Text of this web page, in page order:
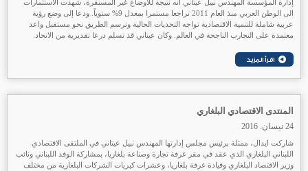
إدارة المؤسسة المهندس نبيل عيتاني أنه نتيجة للأوضاع غير المستقرة، شهدت الاستثمارات
الى الوطن العربي منذ العام 2011 تراجعا مستمرا بمعدل 9% سنوياً. ودعا إلى وضع رؤية
عربية شاملة للتنمية الاقتصادية تواجه التحديات الحالية وترسم الطريق نحو مستقبل واعد
معتمدة على التجارب الناجحة في العالم. وكان عيتاني قد تسلم درعا تقديرية من الاتحاد.
المنتدى الاقتصادي البلغاري
24 نيسان. 2016
شاركت ايدال، ممثلة برئيس مجلس إدارتها المهندس نبيل عيتاني في الملتقى الاقتصادي
اللبناني البلغاري الذي عقد في مقر غرفة تجارة وصناعة بلغاريا، بمشاركة الوفد اللبناني ونائب
وزير الاقتصاد البلغاري وقيادة غرفة بلغاريا، وعشرات كبريات الشركات البلغارية من مختلف